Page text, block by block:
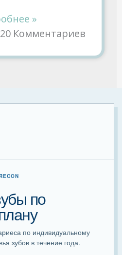
»
Комментариев
по
по индивидуальному
зубов в течение года.